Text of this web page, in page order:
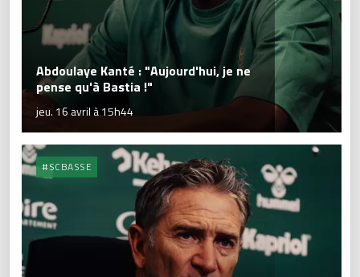
Abdoulaye Kanté : "Aujourd'hui, je ne
pense qu'à Bastia !"
jeu. 16 avril à 15h44
#SCBASSE